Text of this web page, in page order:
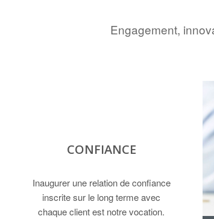
Engagement,
CONFIANCE
Inaugurer une relation de confiance
inscrite sur le long terme avec
chaque client est notre vocation.